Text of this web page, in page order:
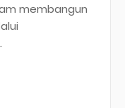
membangun